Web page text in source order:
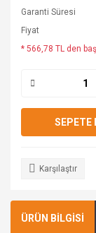
Garanti Süresi
Fiyat
* 566,78 TL den
SEPETE
Karşılaştır
ÜRÜN BİLGİSİ